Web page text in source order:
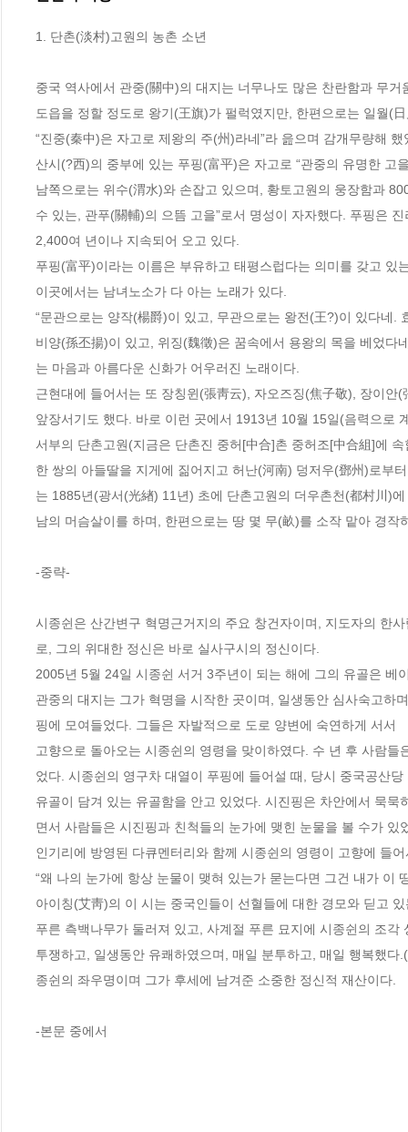
1. 단촌(淡村)고원의 농촌 소년
중국 역사에서 관중(關中)의 대지는 너무나도 많은 찬란함과 무
도읍을 정할 정도로 왕기(王旗)가 펄럭였지만, 한편으로는 일월(
“진중(秦中)은 자고로 제왕의 주(州)라네”라 읊으며 감개무량해
산시(?西)의 중부에 있는 푸핑(富平)은 자고로 “관중의 유명한 고
남쪽으로는 위수(渭水)와 손잡고 있으며, 황토고원의 웅장함과
수 있는, 관푸(關輔)의 으뜸 고을”로서 명성이 자자했다. 푸핑은
2,400여 년이나 지속되어 오고 있다.
푸핑(富平)이라는 이름은 부유하고 태평스럽다는 의미를 갖고
이곳에서는 남녀노소가 다 아는 노래가 있다.
“문관으로는 양작(楊爵)이 있고, 무관으로는 왕전(王?)이 있다네
비양(孫丕揚)이 있고, 위징(魏徵)은 꿈속에서 용왕의 목을 베었다
는 마음과 아름다운 신화가 어우러진 노래이다.
근현대에 들어서는 또 장칭윈(張靑云), 자오즈징(焦子敬), 장이
앞장서기도 했다. 바로 이런 곳에서 1913년 10월 15일(음력으로
서부의 단촌고원(지금은 단촌진 중허[中合]촌 중허조[中合組]에
한 쌍의 아들딸을 지게에 짊어지고 허난(河南) 덩저우(鄧州)로부
는 1885년(광서(光緖) 11년) 초에 단촌고원의 더우촌천(都村川)
남의 머슴살이를 하며, 한편으로는 땅 몇 무(畝)를 소작 맡아 경작
-중략-
시종쉰은 산간변구 혁명근거지의 주요 창건자이며, 지도자의 한
로, 그의 위대한 정신은 바로 실사구시의 정신이다.
2005년 5월 24일 시종쉰 서거 3주년이 되는 해에 그의 유골은
관중의 대지는 그가 혁명을 시작한 곳이며, 일생동안 심사숙고하
핑에 모여들었다. 그들은 자발적으로 도로 양변에 숙연하게 서서
고향으로 돌아오는 시종쉰의 영령을 맞이하였다. 수 년 후 사람
었다. 시종쉰의 영구차 대열이 푸핑에 들어설 때, 당시 중국공산
유골이 담겨 있는 유골함을 안고 있었다. 시진핑은 차안에서 묵
면서 사람들은 시진핑과 친척들의 눈가에 맺힌 눈물을 볼 수가 있
인기리에 방영된 다큐멘터리와 함께 시종쉰의 영령이 고향에 들
“왜 나의 눈가에 항상 눈물이 맺혀 있는가 묻는다면 그건 내가 이
아이칭(艾靑)의 이 시는 중국인들이 선혈들에 대한 경모와 딛고
푸른 측백나무가 둘러져 있고, 사계절 푸른 묘지에 시종쉰의 조
투쟁하고, 일생동안 유쾌하였으며, 매일 분투하고, 매일 행복했
종쉰의 좌우명이며 그가 후세에 남겨준 소중한 정신적 재산이다.
-본문 중에서